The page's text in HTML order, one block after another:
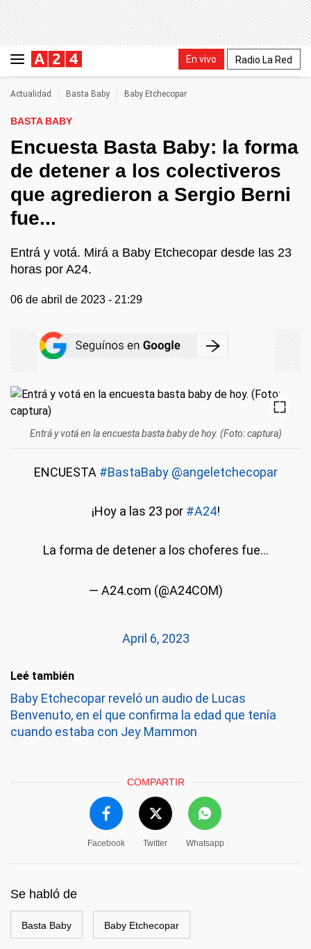
En vivo Radio La Red
Actualidad Basta Baby Baby Etchecopar
BASTA BABY
Encuesta Basta Baby: la forma
de detener a los colectiveros
que agredieron a Sergio Berni
fue...
Entrá y votá. Mirá a Baby Etchecopar desde las 23
horas por A24.
06 de abril de 2023 - 21:29
Entrá y votá en la encuesta basta baby de hoy. (Foto: captura)
ENCUESTA #BastaBaby @angeletchecopar
¡Hoy a las 23 por #A24!
La forma de detener a los choferes fue...
— A24.com (@A24COM)
April 6, 2023
Leé también
Baby Etchecopar reveló un audio de Lucas
Benvenuto, en el que confirma la edad que tenía
cuando estaba con Jey Mammon
COMPARTIR
Facebook Twitter Whatsapp
Se habló de
Basta Baby Baby Etchecopar